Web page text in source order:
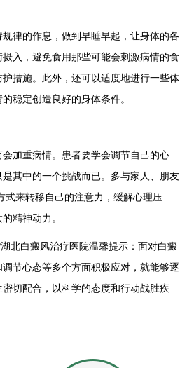
律的作息，做到早睡早起，让身体的各
入，避免食用那些可能会刺激病情的食
措施。此外，还可以适度地进行一些体
稳定创造良好的身体条件。
加重病情。患者要学会调节自己的心
其中的一个挑战而已。多与家人、朋友
式来转移自己的注意力，缓解心理压
精神动力。
白癜风治疗医院温馨提示：面对白癜
节心态等多个方面积极应对，就能够逐
切配合，以科学的态度和行动战胜疾